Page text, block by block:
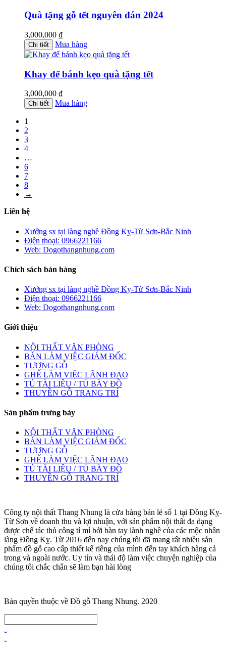
Quà tặng gỗ tết nguyên đán 2024
3,000,000 ₫
Chi tiết Mua hàng
Khay để bánh kẹo quà tặng tết
3,000,000 ₫
Chi tiết Mua hàng
1
2
3
4
…
6
7
8
→
Liên hệ
Xưởng sx tại làng nghề Đồng Kỵ-Từ Sơn-Bắc Ninh
Điện thoại: 0966221166
Web: Dogothangnhung.com
Chích sách bán hàng
Xưởng sx tại làng nghề Đồng Kỵ-Từ Sơn-Bắc Ninh
Điện thoại: 0966221166
Web: Dogothangnhung.com
Giới thiệu
NỘI THẤT VĂN PHÒNG
BÀN LÀM VIỆC GIÁM ĐỐC
TƯỢNG GỖ
GHẾ LÀM VIỆC LÃNH ĐẠO
TỦ TÀI LIỆU / TỦ BÀY ĐỒ
THUYỀN GỖ TRANG TRÍ
Sản phẩm trưng bày
NỘI THẤT VĂN PHÒNG
BÀN LÀM VIỆC GIÁM ĐỐC
TƯỢNG GỖ
GHẾ LÀM VIỆC LÃNH ĐẠO
TỦ TÀI LIỆU / TỦ BÀY ĐỒ
THUYỀN GỖ TRANG TRÍ
Công ty nội thất Thang Nhung là cửa hàng bán lẻ số 1 tại Đồng Kỵ-
Từ Sơn về doanh thu và lợi nhuận, với sản phẩm nội thất đa dạng
được chế tác thủ công tỉ mỉ bởi bàn tay lành nghề của các mộc nhân
làng Đồng Kỵ. Từ 2016 đến nay chúng tôi đã mang rất nhiều sản
phẩm đồ gỗ cao cấp thiết kế riêng của mình đến tay khách hàng cả
trong và ngoài nước. Uy tín và thái độ làm việc chuyện nghiệp của
chúng tôi chắc chắn sẽ làm bạn hài lòng
Bản quyền thuộc về Đồ gỗ Thang Nhung. 2020